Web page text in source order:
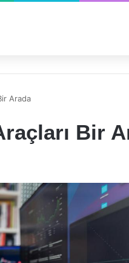
Arada
Bir